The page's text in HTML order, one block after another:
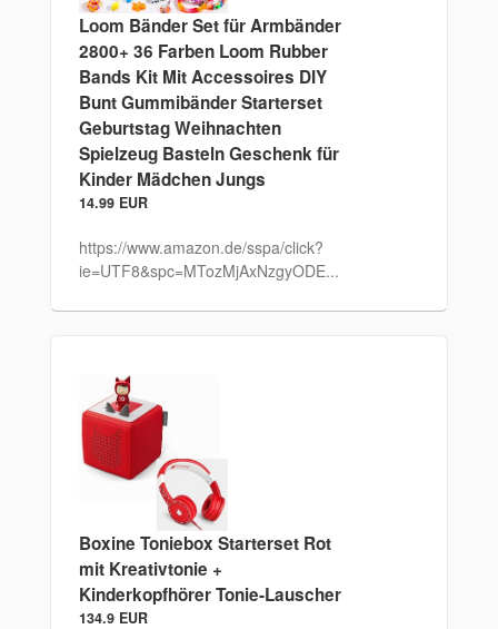
Loom Bänder Set für Armbänder
2800+ 36 Farben Loom Rubber
Bands Kit Mit Accessoires DIY
Bunt Gummibänder Starterset
Geburtstag Weihnachten
Spielzeug Basteln Geschenk für
Kinder Mädchen Jungs
14.99 EUR
https://www.amazon.de/sspa/click?
ie=UTF8&spc=MTozMjAxNzgyODE...
Boxine Toniebox Starterset Rot
mit Kreativtonie +
Kinderkopfhörer Tonie-Lauscher
134.9 EUR